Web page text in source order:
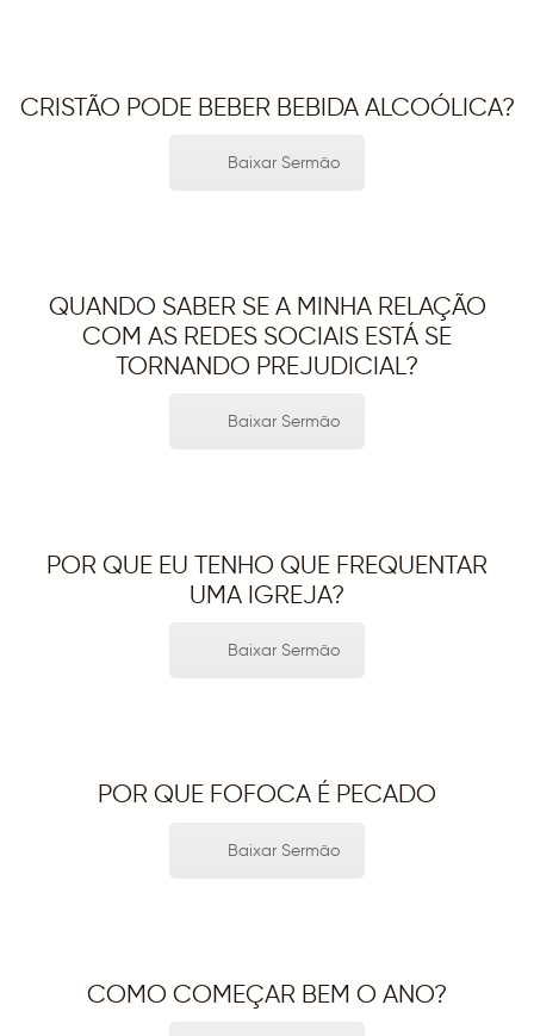
CRISTÃO PODE BEBER BEBIDA ALCOÓLICA?
Baixar Sermão
QUANDO SABER SE A MINHA RELAÇÃO
COM AS REDES SOCIAIS ESTÁ SE
TORNANDO PREJUDICIAL?
Baixar Sermão
POR QUE EU TENHO QUE FREQUENTAR
UMA IGREJA?
Baixar Sermão
POR QUE FOFOCA É PECADO
Baixar Sermão
COMO COMEÇAR BEM O ANO?